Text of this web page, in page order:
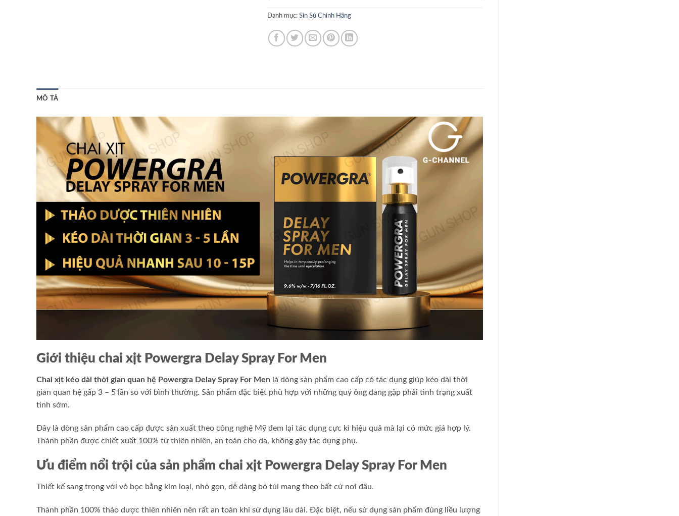
Danh mục: Sìn Sú Chính Hãng
MÔ TẢ
Giới thiệu chai xịt Powergra Delay Spray For Men
Chai xịt kéo dài thời gian quan hệ Powergra Delay Spray For Men là dòng sản phẩm cao cấp có tác dụng giúp kéo dài thời
gian quan hệ gấp 3 – 5 lần so với bình thường. Sản phẩm đặc biệt phù hợp với những quý ông đang gặp phải tình trạng xuất
tinh sớm.
Đây là dòng sản phẩm cao cấp được sản xuất theo công nghệ Mỹ đem lại tác dụng cực kì hiệu quả mà lại có mức giá hợp lý.
Thành phần được chiết xuất 100% từ thiên nhiên, an toàn cho da, không gây tác dụng phụ.
Ưu điểm nổi trội của sản phẩm chai xịt Powergra Delay Spray For Men
Thiết kế sang trọng với vỏ bọc bằng kim loại, nhỏ gọn, dễ dàng bỏ túi mang theo bất cứ nơi đâu.
Thành phần 100% thảo dược thiên nhiên nên rất an toàn khi sử dụng lâu dài. Đặc biệt, nếu sử dụng sản phẩm đúng liều lượng